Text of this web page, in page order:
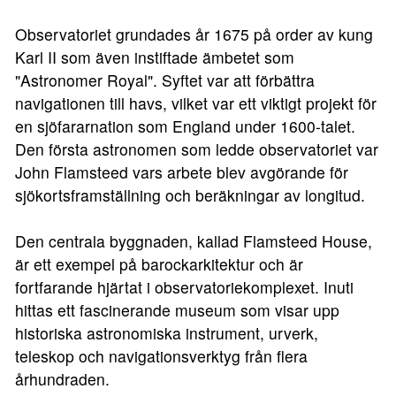
Observatoriet grundades år 1675 på order av kung
Karl II som även instiftade ämbetet som
"Astronomer Royal". Syftet var att förbättra
navigationen till havs, vilket var ett viktigt projekt för
en sjöfararnation som England under 1600-talet.
Den första astronomen som ledde observatoriet var
John Flamsteed vars arbete blev avgörande för
sjökortsframställning och beräkningar av longitud.
Den centrala byggnaden, kallad Flamsteed House,
är ett exempel på barockarkitektur och är
fortfarande hjärtat i observatoriekomplexet. Inuti
hittas ett fascinerande museum som visar upp
historiska astronomiska instrument, urverk,
teleskop och navigationsverktyg från flera
århundraden.